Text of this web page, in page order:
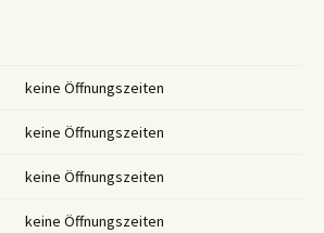
keine Öffnungszeiten
keine Öffnungszeiten
keine Öffnungszeiten
keine Öffnungszeiten